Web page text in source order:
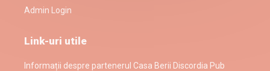
Admin Login
Link-uri utile
Informații despre partenerul Casa Berii Discordia Pub